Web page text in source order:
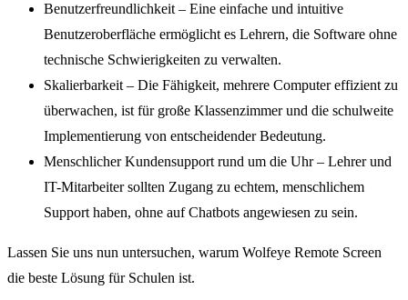
Benutzerfreundlichkeit – Eine einfache und intuitive
Benutzeroberfläche ermöglicht es Lehrern, die Software ohne
technische Schwierigkeiten zu verwalten.
Skalierbarkeit – Die Fähigkeit, mehrere Computer effizient zu
überwachen, ist für große Klassenzimmer und die schulweite
Implementierung von entscheidender Bedeutung.
Menschlicher Kundensupport rund um die Uhr – Lehrer und
IT-Mitarbeiter sollten Zugang zu echtem, menschlichem
Support haben, ohne auf Chatbots angewiesen zu sein.
Lassen Sie uns nun untersuchen, warum Wolfeye Remote Screen
die beste Lösung für Schulen ist.